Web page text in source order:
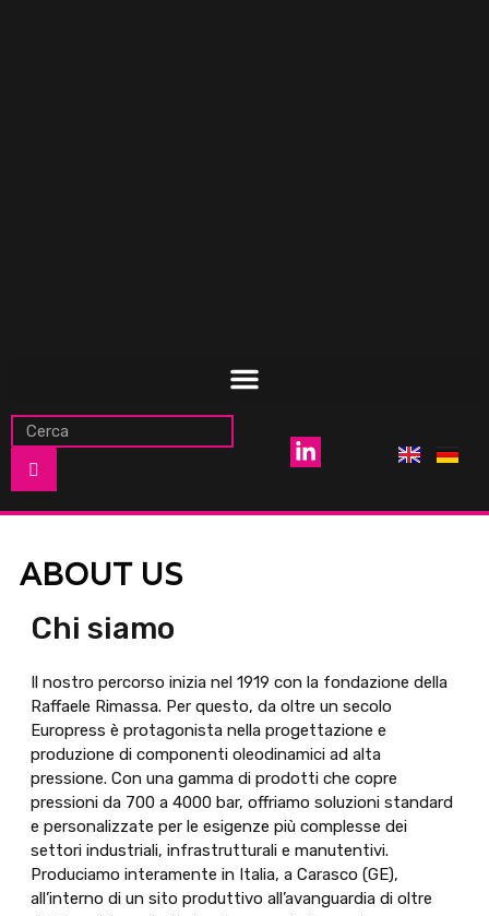
ABOUT US
Chi siamo
Il nostro percorso inizia nel 1919 con la fondazione della
Raffaele Rimassa. Per questo, da oltre un secolo
Europress è protagonista nella progettazione e
produzione di componenti oleodinamici ad alta
pressione. Con una gamma di prodotti che copre
pressioni da 700 a 4000 bar, offriamo soluzioni standard
e personalizzate per le esigenze più complesse dei
settori industriali, infrastrutturali e manutentivi.
Produciamo interamente in Italia, a Carasco (GE),
all’interno di un sito produttivo all’avanguardia di oltre